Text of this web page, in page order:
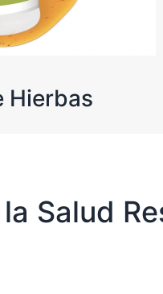
Hierbas
Salud